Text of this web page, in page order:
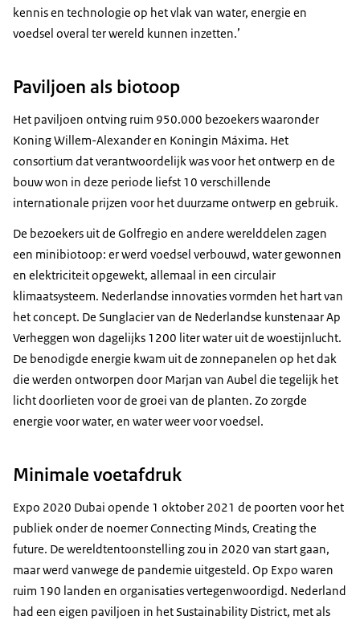
kennis en technologie op het vlak van water, energie en
voedsel overal ter wereld kunnen inzetten.’
Paviljoen als biotoop
Het paviljoen ontving ruim 950.000 bezoekers waaronder
Koning Willem-Alexander en Koningin Máxima. Het
consortium dat verantwoordelijk was voor het ontwerp en de
bouw won in deze periode liefst 10 verschillende
internationale prijzen voor het duurzame ontwerp en gebruik.
De bezoekers uit de Golfregio en andere werelddelen zagen
een minibiotoop: er werd voedsel verbouwd, water gewonnen
en elektriciteit opgewekt, allemaal in een circulair
klimaatsysteem. Nederlandse innovaties vormden het hart van
het concept. De Sunglacier van de Nederlandse kunstenaar Ap
Verheggen won dagelijks 1200 liter water uit de woestijnlucht.
De benodigde energie kwam uit de zonnepanelen op het dak
die werden ontworpen door Marjan van Aubel die tegelijk het
licht doorlieten voor de groei van de planten. Zo zorgde
energie voor water, en water weer voor voedsel.
Minimale voetafdruk
Expo 2020 Dubai opende 1 oktober 2021 de poorten voor het
publiek onder de noemer Connecting Minds, Creating the
future. De wereldtentoonstelling zou in 2020 van start gaan,
maar werd vanwege de pandemie uitgesteld. Op Expo waren
ruim 190 landen en organisaties vertegenwoordigd. Nederland
had een eigen paviljoen in het Sustainability District, met als